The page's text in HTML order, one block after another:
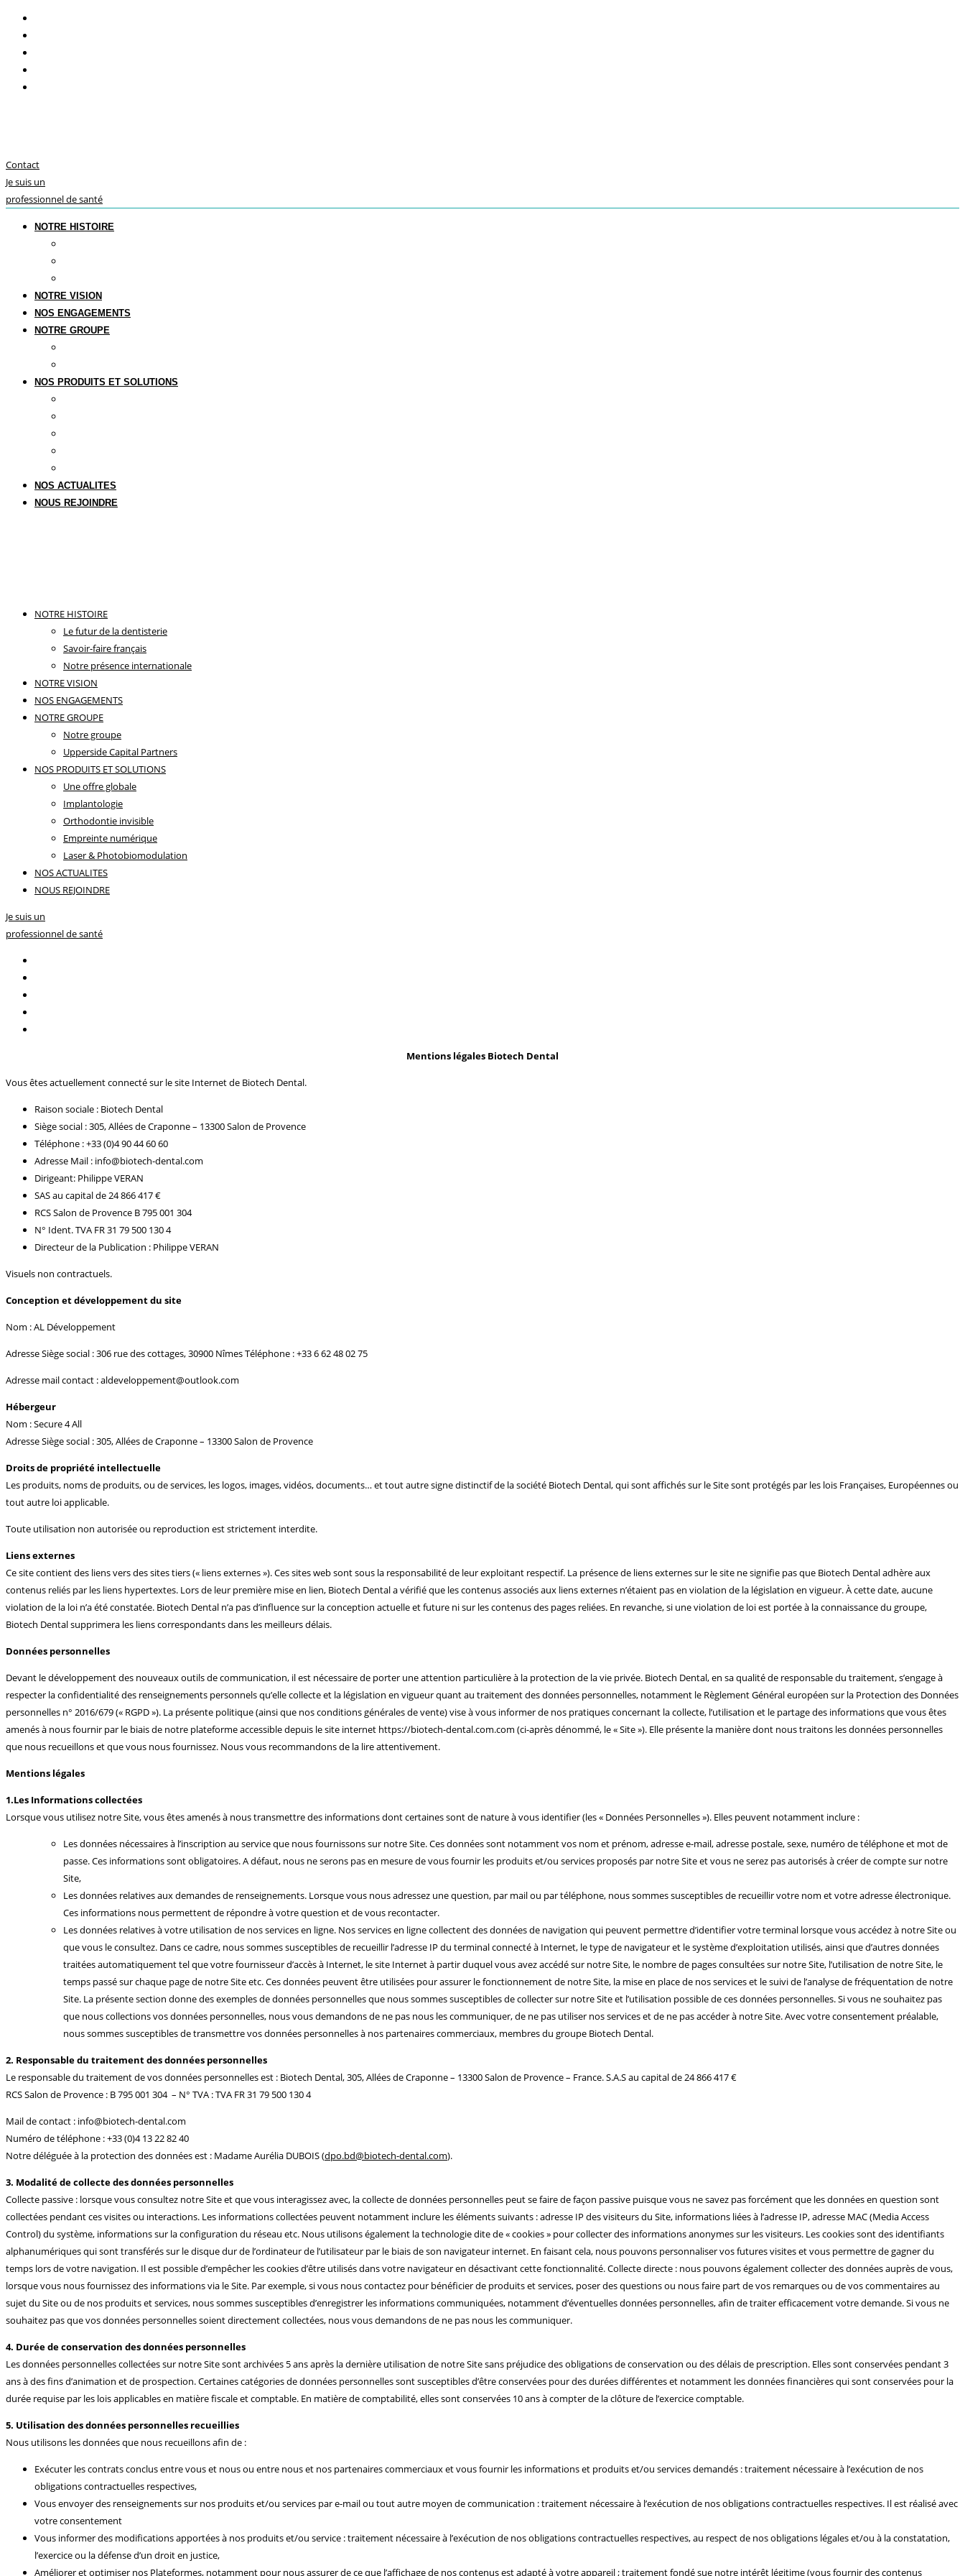
Contact
Je suis un
professionnel de santé
NOTRE HISTOIRE
NOTRE VISION
NOS ENGAGEMENTS
NOTRE GROUPE
NOS PRODUITS ET SOLUTIONS
NOS ACTUALITES
NOUS REJOINDRE
NOTRE HISTOIRE
Le futur de la dentisterie
Savoir-faire français
Notre présence internationale
NOTRE VISION
NOS ENGAGEMENTS
NOTRE GROUPE
Notre groupe
Upperside Capital Partners
NOS PRODUITS ET SOLUTIONS
Une offre globale
Implantologie
Orthodontie invisible
Empreinte numérique
Laser & Photobiomodulation
NOS ACTUALITES
NOUS REJOINDRE
Je suis un
professionnel de santé
Mentions légales Biotech Dental
Vous êtes actuellement connecté sur le site Internet de Biotech Dental.
Raison sociale : Biotech Dental
Siège social : 305, Allées de Craponne – 13300 Salon de Provence
Téléphone : +33 (0)4 90 44 60 60
Adresse Mail : info@biotech-dental.com
Dirigeant: Philippe VERAN
SAS au capital de 24 866 417 €
RCS Salon de Provence B 795 001 304
N° Ident. TVA FR 31 79 500 130 4
Directeur de la Publication : Philippe VERAN
Visuels non contractuels.
Conception et développement du site
Nom : AL Développement
Adresse Siège social : 306 rue des cottages, 30900 Nîmes Téléphone : +33 6 62 48 02 75
Adresse mail contact : aldeveloppement@outlook.com
Hébergeur
Nom : Secure 4 All
Adresse Siège social : 305, Allées de Craponne – 13300 Salon de Provence
Droits de propriété intellectuelle
Les produits, noms de produits, ou de services, les logos, images, vidéos, documents… et tout autre signe distinctif de la société Biotech Dental, qui sont affichés sur le Site sont protégés par les lois Françaises, Européennes ou
tout autre loi applicable.
Toute utilisation non autorisée ou reproduction est strictement interdite.
Liens externes
Ce site contient des liens vers des sites tiers (« liens externes »). Ces sites web sont sous la responsabilité de leur exploitant respectif. La présence de liens externes sur le site ne signifie pas que Biotech Dental adhère aux
contenus reliés par les liens hypertextes. Lors de leur première mise en lien, Biotech Dental a vérifié que les contenus associés aux liens externes n’étaient pas en violation de la législation en vigueur. À cette date, aucune
violation de la loi n’a été constatée. Biotech Dental n’a pas d’influence sur la conception actuelle et future ni sur les contenus des pages reliées. En revanche, si une violation de loi est portée à la connaissance du groupe,
Biotech Dental supprimera les liens correspondants dans les meilleurs délais.
Données personnelles
Devant le développement des nouveaux outils de communication, il est nécessaire de porter une attention particulière à la protection de la vie privée. Biotech Dental, en sa qualité de responsable du traitement, s’engage à
respecter la confidentialité des renseignements personnels qu’elle collecte et la législation en vigueur quant au traitement des données personnelles, notamment le Règlement Général européen sur la Protection des Données
personnelles n° 2016/679 (« RGPD »). La présente politique (ainsi que nos conditions générales de vente) vise à vous informer de nos pratiques concernant la collecte, l’utilisation et le partage des informations que vous êtes
amenés à nous fournir par le biais de notre plateforme accessible depuis le site internet https://biotech-dental.com.com (ci-après dénommé, le « Site »). Elle présente la manière dont nous traitons les données personnelles
que nous recueillons et que vous nous fournissez. Nous vous recommandons de la lire attentivement.
Mentions légales
1.Les Informations collectées
Lorsque vous utilisez notre Site, vous êtes amenés à nous transmettre des informations dont certaines sont de nature à vous identifier (les « Données Personnelles »). Elles peuvent notamment inclure :
Les données nécessaires à l’inscription au service que nous fournissons sur notre Site. Ces données sont notamment vos nom et prénom, adresse e-mail, adresse postale, sexe, numéro de téléphone et mot de
passe. Ces informations sont obligatoires. A défaut, nous ne serons pas en mesure de vous fournir les produits et/ou services proposés par notre Site et vous ne serez pas autorisés à créer de compte sur notre
Site,
Les données relatives aux demandes de renseignements. Lorsque vous nous adressez une question, par mail ou par téléphone, nous sommes susceptibles de recueillir votre nom et votre adresse électronique.
Ces informations nous permettent de répondre à votre question et de vous recontacter.
Les données relatives à votre utilisation de nos services en ligne. Nos services en ligne collectent des données de navigation qui peuvent permettre d’identifier votre terminal lorsque vous accédez à notre Site ou
que vous le consultez. Dans ce cadre, nous sommes susceptibles de recueillir l’adresse IP du terminal connecté à Internet, le type de navigateur et le système d’exploitation utilisés, ainsi que d’autres données
traitées automatiquement tel que votre fournisseur d’accès à Internet, le site Internet à partir duquel vous avez accédé sur notre Site, le nombre de pages consultées sur notre Site, l’utilisation de notre Site, le
temps passé sur chaque page de notre Site etc. Ces données peuvent être utilisées pour assurer le fonctionnement de notre Site, la mise en place de nos services et le suivi de l’analyse de fréquentation de notre
Site. La présente section donne des exemples de données personnelles que nous sommes susceptibles de collecter sur notre Site et l’utilisation possible de ces données personnelles. Si vous ne souhaitez pas
que nous collections vos données personnelles, nous vous demandons de ne pas nous les communiquer, de ne pas utiliser nos services et de ne pas accéder à notre Site. Avec votre consentement préalable,
nous sommes susceptibles de transmettre vos données personnelles à nos partenaires commerciaux, membres du groupe Biotech Dental.
2. Responsable du traitement des données personnelles
Le responsable du traitement de vos données personnelles est : Biotech Dental, 305, Allées de Craponne – 13300 Salon de Provence – France. S.A.S au capital de 24 866 417 €
RCS Salon de Provence : B 795 001 304 – N° TVA : TVA FR 31 79 500 130 4
Mail de contact : info@biotech-dental.com
Numéro de téléphone : +33 (0)4 13 22 82 40
Notre déléguée à la protection des données est : Madame Aurélia DUBOIS (dpo.bd@biotech-dental.com).
3. Modalité de collecte des données personnelles
Collecte passive : lorsque vous consultez notre Site et que vous interagissez avec, la collecte de données personnelles peut se faire de façon passive puisque vous ne savez pas forcément que les données en question sont
collectées pendant ces visites ou interactions. Les informations collectées peuvent notamment inclure les éléments suivants : adresse IP des visiteurs du Site, informations liées à l’adresse IP, adresse MAC (Media Access
Control) du système, informations sur la configuration du réseau etc. Nous utilisons également la technologie dite de « cookies » pour collecter des informations anonymes sur les visiteurs. Les cookies sont des identifiants
alphanumériques qui sont transférés sur le disque dur de l’ordinateur de l’utilisateur par le biais de son navigateur internet. En faisant cela, nous pouvons personnaliser vos futures visites et vous permettre de gagner du
temps lors de votre navigation. Il est possible d’empêcher les cookies d’être utilisés dans votre navigateur en désactivant cette fonctionnalité. Collecte directe : nous pouvons également collecter des données auprès de vous,
lorsque vous nous fournissez des informations via le Site. Par exemple, si vous nous contactez pour bénéficier de produits et services, poser des questions ou nous faire part de vos remarques ou de vos commentaires au
sujet du Site ou de nos produits et services, nous sommes susceptibles d’enregistrer les informations communiquées, notamment d’éventuelles données personnelles, afin de traiter efficacement votre demande. Si vous ne
souhaitez pas que vos données personnelles soient directement collectées, nous vous demandons de ne pas nous les communiquer.
4. Durée de conservation des données personnelles
Les données personnelles collectées sur notre Site sont archivées 5 ans après la dernière utilisation de notre Site sans préjudice des obligations de conservation ou des délais de prescription. Elles sont conservées pendant 3
ans à des fins d’animation et de prospection. Certaines catégories de données personnelles sont susceptibles d’être conservées pour des durées différentes et notamment les données financières qui sont conservées pour la
durée requise par les lois applicables en matière fiscale et comptable. En matière de comptabilité, elles sont conservées 10 ans à compter de la clôture de l’exercice comptable.
5. Utilisation des données personnelles recueillies
Nous utilisons les données que nous recueillons afin de :
Exécuter les contrats conclus entre vous et nous ou entre nous et nos partenaires commerciaux et vous fournir les informations et produits et/ou services demandés : traitement nécessaire à l’exécution de nos
obligations contractuelles respectives,
Vous envoyer des renseignements sur nos produits et/ou services par e-mail ou tout autre moyen de communication : traitement nécessaire à l’exécution de nos obligations contractuelles respectives. Il est réalisé avec
votre consentement
Vous informer des modifications apportées à nos produits et/ou service : traitement nécessaire à l’exécution de nos obligations contractuelles respectives, au respect de nos obligations légales et/ou à la constatation,
l’exercice ou la défense d’un droit en justice,
Améliorer et optimiser nos Plateformes, notamment pour nous assurer de ce que l’affichage de nos contenus est adapté à votre appareil ; traitement fondé sue notre intérêt légitime (vous fournir des contenus